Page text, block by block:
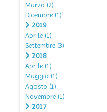
Marzo (2)
Dicembre (1)
2019
Aprile (1)
Settembre (3)
2018
Aprile (1)
Maggio (1)
Agosto (1)
Novembre (1)
2017